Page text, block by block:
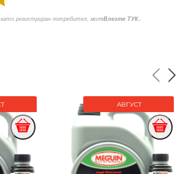
регистриран потребител, моляВлезте ТУК
АВГУСТ